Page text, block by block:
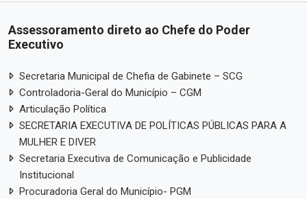
Assessoramento direto ao Chefe do Poder
Executivo
Secretaria Municipal de Chefia de Gabinete – SCG
Controladoria-Geral do Município – CGM
Articulação Política
SECRETARIA EXECUTIVA DE POLÍTICAS PÚBLICAS PARA A
MULHER E DIVER
Secretaria Executiva de Comunicação e Publicidade
Institucional
Procuradoria Geral do Município- PGM